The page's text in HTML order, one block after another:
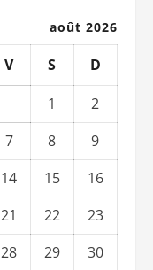
août 2026
V S
D
1
2
7 8
9
14 15
16
21 22
23
28 29
30